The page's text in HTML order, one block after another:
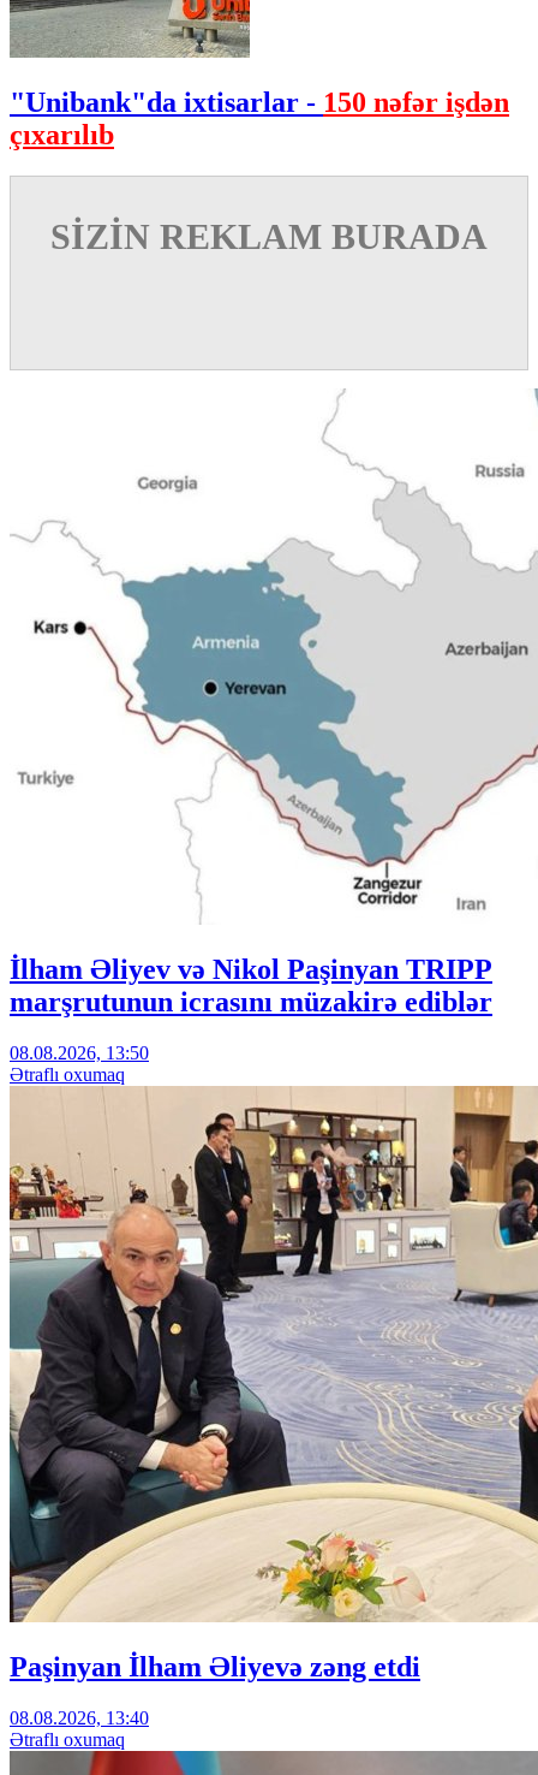
"Unibank"da ixtisarlar - 150 nəfər işdən
çıxarılıb
SİZİN REKLAM BURADA
İlham Əliyev və Nikol Paşinyan TRIPP
marşrutunun icrasını müzakirə ediblər
08.08.2026, 13:50
Ətraflı oxumaq
Paşinyan İlham Əliyevə zəng etdi
08.08.2026, 13:40
Ətraflı oxumaq